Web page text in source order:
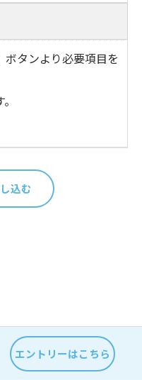
タンより必要項目を
込む
エントリーはこちら